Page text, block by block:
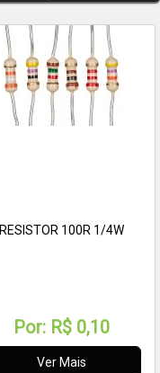
RESISTOR 100R 1/4W
Por: R$ 0,10
Ver Mais